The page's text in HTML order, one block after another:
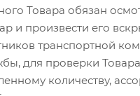
Товара обязан
и произвести его
транспортной
для проверки
количеству,